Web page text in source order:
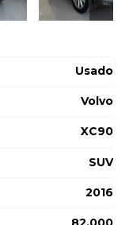
Usado
Volvo
XC90
SUV
2016